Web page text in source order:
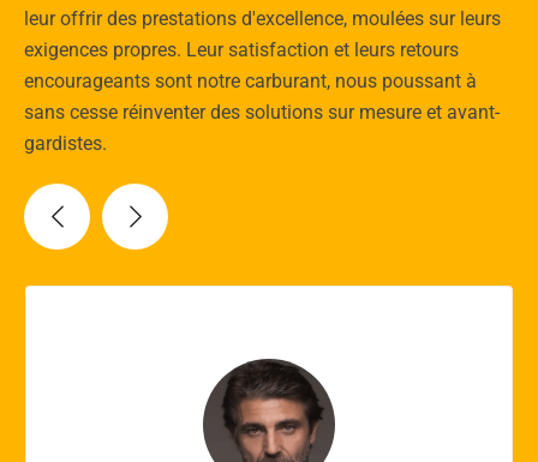
leur offrir des prestations d'excellence, moulées sur leurs
exigences propres. Leur satisfaction et leurs retours
encourageants sont notre carburant, nous poussant à
sans cesse réinventer des solutions sur mesure et avant-
gardistes.